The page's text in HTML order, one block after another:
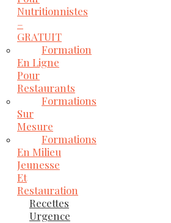
Nutritionnistes
–
GRATUIT
Formation
En Ligne
Pour
Restaurants
Formations
Sur
Mesure
Formations
En Milieu
Jeunesse
Et
Restauration
Recettes
Urgence